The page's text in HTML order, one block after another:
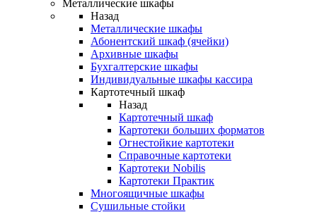
Металлические шкафы
Назад
Металлические шкафы
Абонентский шкаф (ячейки)
Архивные шкафы
Бухгалтерские шкафы
Индивидуальные шкафы кассира
Картотечный шкаф
Назад
Картотечный шкаф
Картотеки больших форматов
Огнестойкие картотеки
Справочные картотеки
Картотеки Nobilis
Картотеки Практик
Многоящичные шкафы
Сушильные стойки